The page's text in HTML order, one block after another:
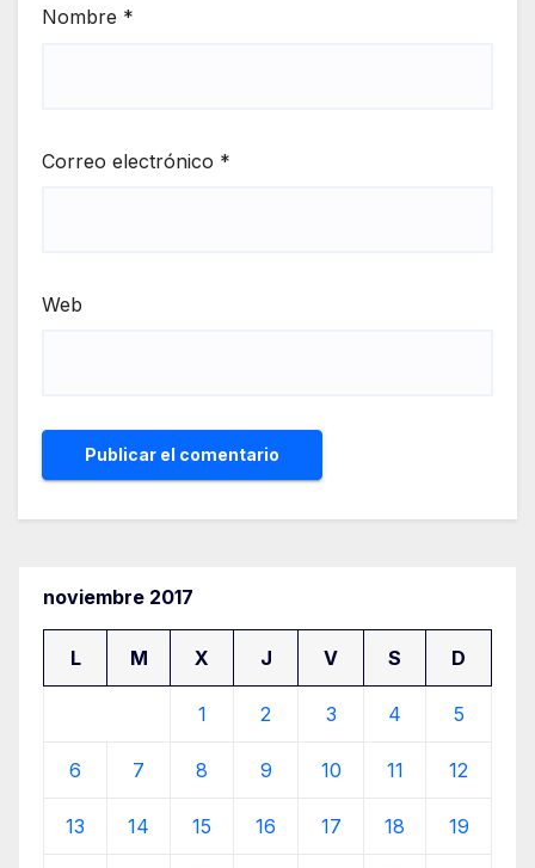
Nombre *
Correo electrónico *
Web
noviembre 2017
L M X J V S D
1 2 3 4 5
6 7 8 9 10 11 12
13 14 15 16 17 18 19